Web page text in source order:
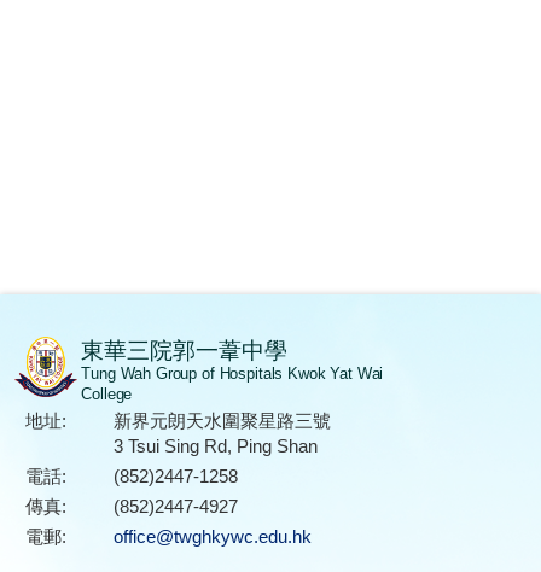
東華三院郭一葦中學
Tung Wah Group of Hospitals Kwok Yat Wai
College
地址:
新界元朗天水圍聚星路三號
3 Tsui Sing Rd, Ping Shan
電話:
(852)2447-1258
傳真:
(852)2447-4927
電郵:
office@twghkywc.edu.hk